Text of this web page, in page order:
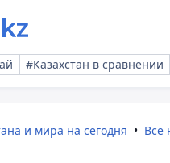
#Казахстан в сравнении
и мира на сегодня Все